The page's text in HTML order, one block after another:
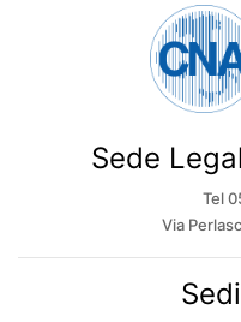
Sede
Tel
Via